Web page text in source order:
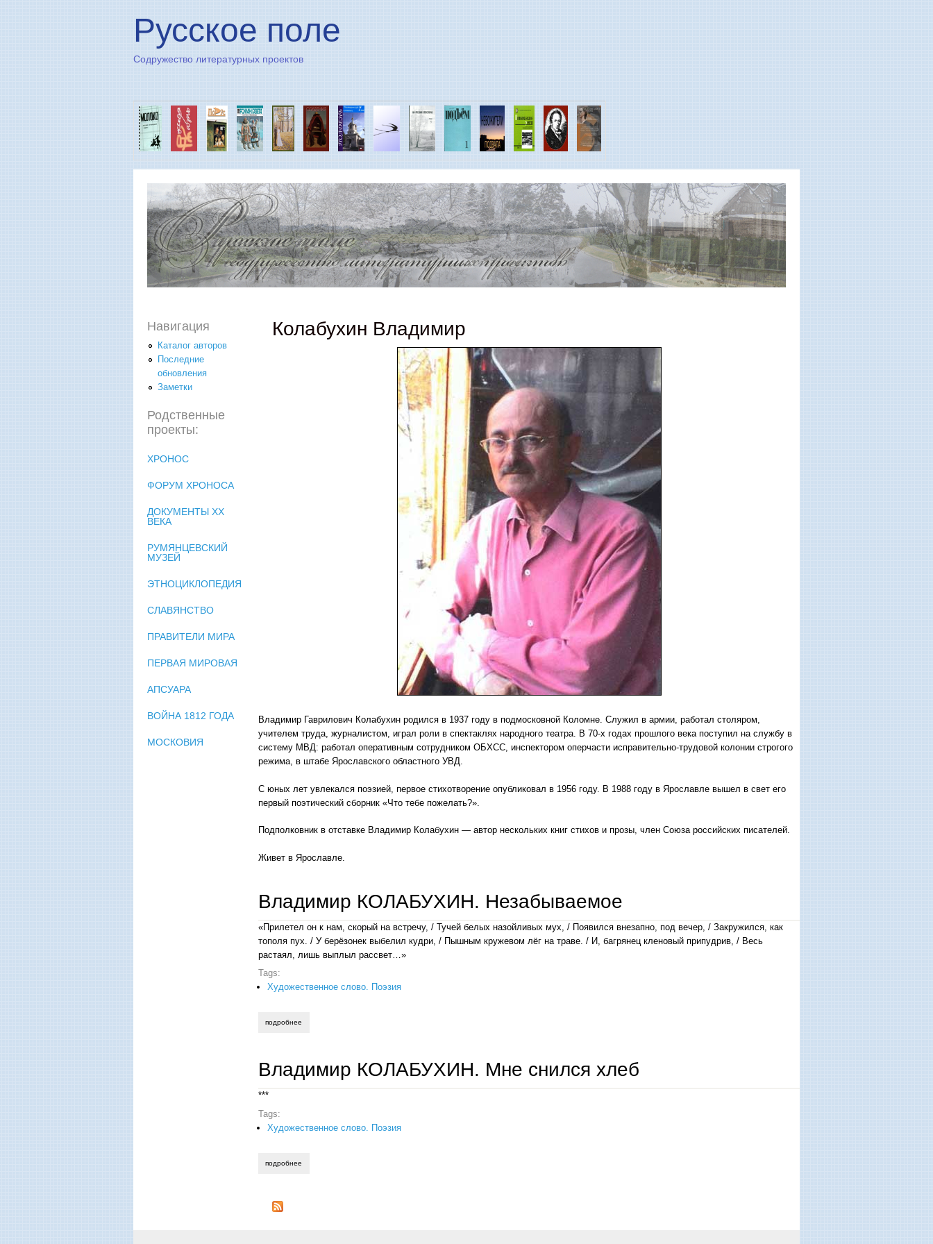
Русское поле
Содружество литературных проектов
Колабухин Владимир
Владимир Гаврилович Колабухин родился в 1937 году в подмосковной Коломне. Служил в армии, работал столяром,
учителем труда, журналистом, играл роли в спектаклях народного театра. В 70-х годах прошлого века поступил на службу в
систему МВД: работал оперативным сотрудником ОБХСС, инспектором оперчасти исправительно-трудовой колонии строгого
режима, в штабе Ярославского областного УВД.
С юных лет увлекался поэзией, первое стихотворение опубликовал в 1956 году. В 1988 году в Ярославле вышел в свет его
первый поэтический сборник «Что тебе пожелать?».
Подполковник в отставке Владимир Колабухин — автор нескольких книг стихов и прозы, член Союза российских писателей.
Живет в Ярославле.
Владимир КОЛАБУХИН. Незабываемое
«Прилетел он к нам, скорый на встречу, / Тучей белых назойливых мух, / Появился внезапно, под вечер, / Закружился, как
тополя пух. / У берёзонек выбелил кудри, / Пышным кружевом лёг на траве. / И, багрянец кленовый припудрив, / Весь
растаял, лишь выплыл рассвет…»
Tags:
Художественное слово. Поэзия
подробнее
Владимир КОЛАБУХИН. Мне снился хлеб
***
Tags:
Художественное слово. Поэзия
подробнее
Навигация
Каталог авторов
Последние
обновления
Заметки
Родственные
проекты:
ХРОНОС
ФОРУМ ХРОНОСА
ДОКУМЕНТЫ XX
ВЕКА
РУМЯНЦЕВСКИЙ
МУЗЕЙ
ЭТНОЦИКЛОПЕДИЯ
СЛАВЯНСТВО
ПРАВИТЕЛИ МИРА
ПЕРВАЯ МИРОВАЯ
АПСУАРА
ВОЙНА 1812 ГОДА
МОСКОВИЯ